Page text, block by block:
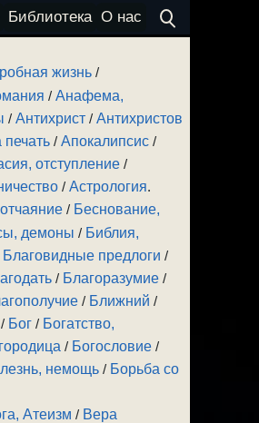
Библиотека О нас
жизнь /
/Анафема,
/Антихрист /Антихристов
печать /Апокалипсис /
отступление /
/Астрология.
/ Беснование,
демоны / Библия,
Благовидные предлоги /
/ Благоразумие /
/ Ближний /
/ Бог / Богатство,
/ Богословие /
немощь / Борьба со
Атеизм / Вера